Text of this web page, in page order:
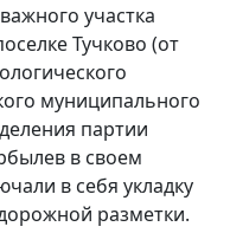
участка
Тучково (от
муниципального
партии
в своем
в себя укладку
разметки.